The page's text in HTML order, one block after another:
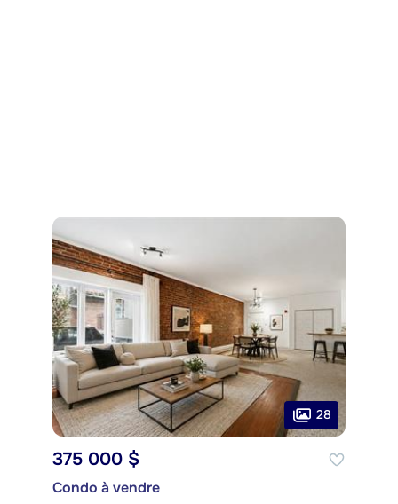
28
375 000 $
Condo à vendre